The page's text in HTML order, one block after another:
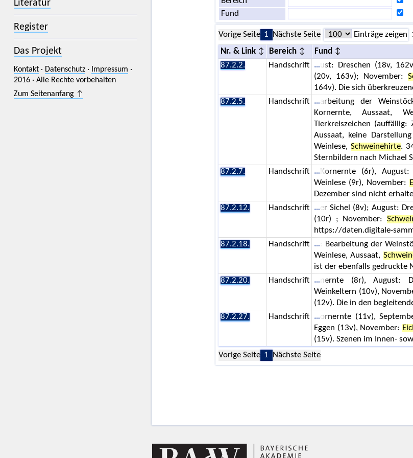
Literatur
Register
Das Projekt
Kontakt· Datenschutz· Impressum ·
2016 · Alle Rechte vorbehalten
Zum Seitenanfang ↑
Fund
Vorige Seite 1 Nächste Seite Einträge zeigen
Nr. & Link Bereich
Fund
87.2.2.
Handschrift
ust: Dreschen (18v,
(20v, 163v); November:
164v). Die sich
87.2.5.
Handschrift
arbeitung der
Kornernte, Aussaat,
Tierkreiszeichen
Aussaat, keine
Weinlese, Schweinehirte.
Sternbildern nach Michael
87.2.7.
Handschrift
Kornernte (6r),
Weinlese (9r), November:
Dezember sind nicht
87.2.12.
Handschrift
er Sichel (8v); August:
(10r) ; November:
https://daten.digitale-
87.2.18.
Handschrift
: Bearbeitung der
Weinlese, Aussaat,
ist der ebenfalls gedruckte
87.2.20.
Handschrift
nernte (8r), August:
Weinkeltern (10v),
(12v). Die in den
87.2.27.
Handschrift
ornernte (11v),
Eggen (13v), November:
(15v). Szenen im Innen-
Vorige Seite 1 Nächste Seite